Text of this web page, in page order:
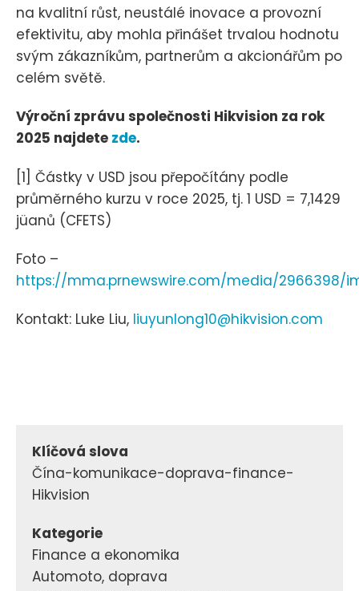
na kvalitní růst, neustálé inovace a provozní
efektivitu, aby mohla přinášet trvalou hodnotu
svým zákazníkům, partnerům a akcionářům po
celém světě.
Výroční zprávu společnosti Hikvision za rok
2025 najdete zde.
[1] Částky v USD jsou přepočítány podle
průměrného kurzu v roce 2025, tj. 1 USD = 7,1429
jüanů (CFETS)
Foto –
https://mma.prnewswire.com/media/2966398/
Kontakt: Luke Liu, liuyunlong10@hikvision.com
Klíčová slova
Čína-komunikace-doprava-finance-
Hikvision
Kategorie
Finance a ekonomika
Automoto, doprava